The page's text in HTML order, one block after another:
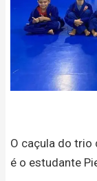
O caçula do trio
é o estudante